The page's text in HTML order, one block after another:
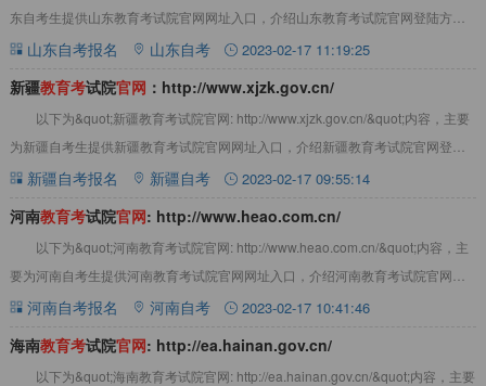
东自考生提供山东教育考试院官网网址入口，介绍山东教育考试院官网登陆方式
以及山山东自考报名 山东自考 2023-02-17 11:19:25
新疆教育考试院官网 ：http://www.xjzk.gov.cn/
以下为&quot;新疆教育考试院官网: http://www.xjzk.gov.cn/&quot;内容，主要
为新疆自考生提供新疆教育考试院官网网址入口，介绍新疆教育考试院官网登陆
方 新疆自考报名 新疆自考 2023-02-17 09:55:14
河南教育考试院官网: http://www.heao.com.cn/
以下为&quot;河南教育考试院官网: http://www.heao.com.cn/&quot;内容，主
要为河南自考生提供河南教育考试院官网网址入口，介绍河南教育考试院官网登
陆方河南自考报名 河南自考 2023-02-17 10:41:46
海南教育考试院官网: http://ea.hainan.gov.cn/
以下为&quot;海南教育考试院官网: http://ea.hainan.gov.cn/&quot;内容，主要